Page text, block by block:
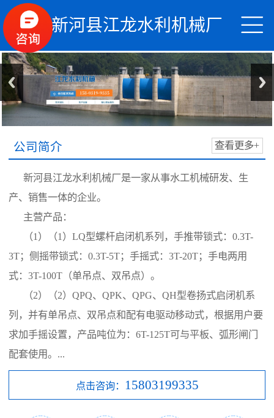

 新河县江龙水利机械厂
公司简介 查看更多+
新河县江龙水利机械厂是一家从事水工机械研发、生
产、销售一体的企业。
主营产品：
（1）（1）LQ型螺杆启闭机系列，手推带锁式：0.3T-
3T；侧摇带锁式：0.3T-5T；手摇式：3T-20T；手电两用
式：3T-100T（单吊点、双吊点）。
（2）（2）QPQ、QPK、QPG、QH型卷扬式启闭机系
列，并有单吊点、双吊点和配有电驱动移动式，根据用户要
求加手摇设置，产品吨位为：6T-125T可与平板、弧形闸门
配套使用。...
点击咨询： 15803199335